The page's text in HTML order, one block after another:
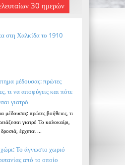
30 ημερών
στη Χαλκίδα το 1910
μέδουσας: πρώτες
τι να αποφύγεις και πότε
γιατρό
μέδουσας: πρώτες βοήθειες, τι
γιατρό Το καλοκαίρι,
έρχεται ...
Το άγνωστο χωριό
από το οποίο